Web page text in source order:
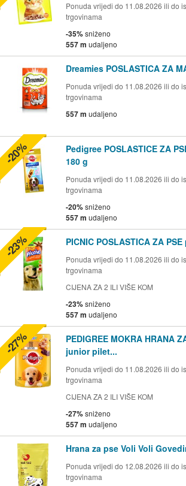
Ponuda vrijedi do 11.08.2026 ili do
trgovinama
-35%sniženo
557 m udaljeno
Dreamies POSLASTICA ZA
Ponuda vrijedi do 11.08.2026 ili do
trgovinama
557 m udaljeno
Pedigree POSLASTICE ZA
180 g
Ponuda vrijedi do 11.08.2026 ili do
trgovinama
-20%sniženo
557 m udaljeno
-20%
PICNIC POSLASTICA ZA
Ponuda vrijedi do 11.08.2026 ili do
trgovinama
CIJENA ZA 2 ILI VIŠE KOM
-23%sniženo
557 m udaljeno
-23%
PEDIGREE MOKRA HRANA
junior pilet...
Ponuda vrijedi do 11.08.2026 ili do
trgovinama
CIJENA ZA 2 ILI VIŠE KOM
-27%sniženo
557 m udaljeno
-27%
Hrana za pse Voli Voli
Ponuda vrijedi do 12.08.2026 ili do
trgovinama